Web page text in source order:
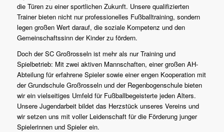
die Türen zu einer sportlichen Zukunft. Unsere qualifizierten
Trainer bieten nicht nur professionelles Fußballtraining, sondern
legen großen Wert darauf, die soziale Kompetenz und den
Gemeinschaftssinn der Kinder zu fördern.
Doch der SC Großrosseln ist mehr als nur Training und
Spielbetrieb: Mit zwei aktiven Mannschaften, einer großen AH-
Abteilung für erfahrene Spieler sowie einer engen Kooperation mit
der Grundschule Großrosseln und der Regenbogenschule bieten
wir ein vielseitiges Umfeld für Fußballbegeisterte jeden Alters.
Unsere Jugendarbeit bildet das Herzstück unseres Vereins und
wir setzen uns mit voller Leidenschaft für die Förderung junger
Spielerinnen und Spieler ein.